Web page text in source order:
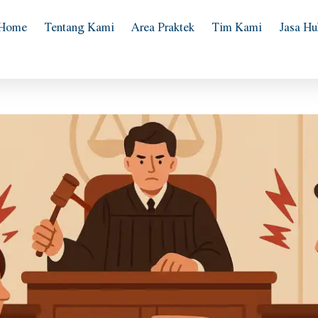
Tentang Kami Area Praktek Tim Kami Jasa